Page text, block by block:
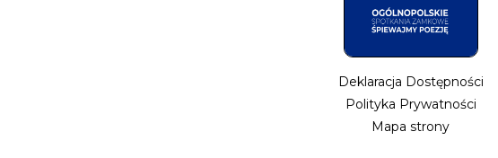
Deklaracja Dostępności
Polityka Prywatności
Mapa strony